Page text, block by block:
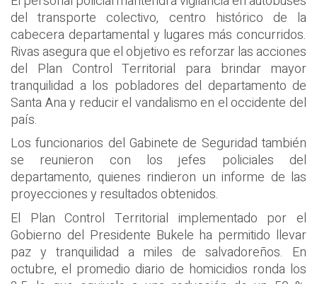
del transporte colectivo, centro histórico de la
cabecera departamental y lugares más concurridos.
Rivas asegura que el objetivo es reforzar las acciones
del Plan Control Territorial para brindar mayor
tranquilidad a los pobladores del departamento de
Santa Ana y reducir el vandalismo en el occidente del
país.
Los funcionarios del Gabinete de Seguridad también
se reunieron con los jefes policiales del
departamento, quienes rindieron un informe de las
proyecciones y resultados obtenidos.
El Plan Control Territorial implementado por el
Gobierno del Presidente Bukele ha permitido llevar
paz y tranquilidad a miles de salvadoreños. En
octubre, el promedio diario de homicidios ronda los